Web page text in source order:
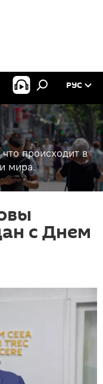
РУС
происходит в
мира.
с Днем